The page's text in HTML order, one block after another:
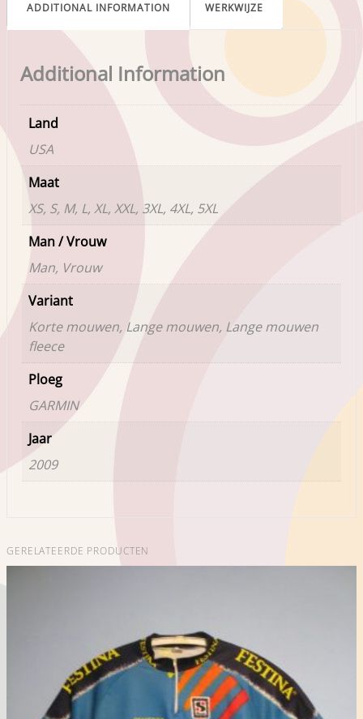
ADDITIONAL INFORMATION WERKWIJZE
Additional Information
Land
USA
Maat
XS, S, M, L, XL, XXL, 3XL, 4XL, 5XL
Man / Vrouw
Man, Vrouw
Variant
Korte mouwen, Lange mouwen, Lange mouwen
fleece
Ploeg
GARMIN
Jaar
2009
GERELATEERDE PRODUCTEN